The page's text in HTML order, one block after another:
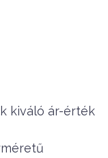
kiváló ár-érték